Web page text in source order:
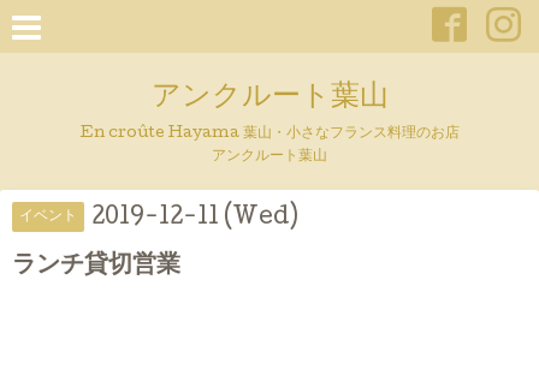
アンクルート葉山
En croûte Hayama 葉山・小さなフランス料理のお店
アンクルート葉山
イベント 2019-12-11 (Wed)
ランチ貸切営業